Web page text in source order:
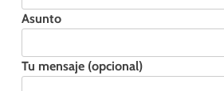
Asunto
Tu mensaje (opcional)